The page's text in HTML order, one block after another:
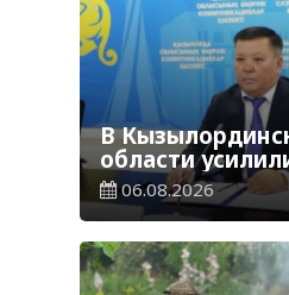
В
области
контроль за
дисциплиной
06.08.2026